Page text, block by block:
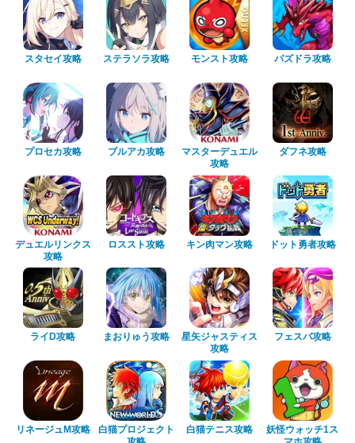
スタセイ攻略 ステラソラ攻略 モンスト攻略 パズドラ攻略
プロセカ攻略 ブルアカ攻略
マスターデュエル
攻略
ダフネ攻略
デュエルリンクス
攻略
ロススト攻略 キン肉マン攻略 ドット勇者攻略
ライD攻略 まおりゅう攻略
星矢ジャスティス
攻略
フェスバ攻略
リネージュM攻略
白猫プロジェクト
白猫テニス攻略
妖怪ウォッチ1ス